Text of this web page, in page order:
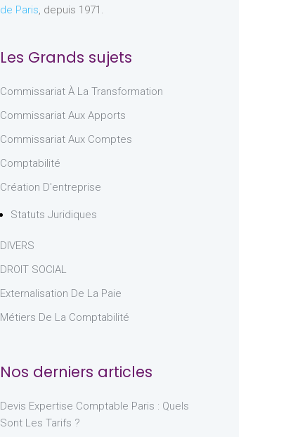
de Paris, depuis 1971.
Les Grands sujets
Commissariat À La Transformation
Commissariat Aux Apports
Commissariat Aux Comptes
Comptabilité
Création D'entreprise
Statuts Juridiques
DIVERS
DROIT SOCIAL
Externalisation De La Paie
Métiers De La Comptabilité
Nos derniers articles
Devis Expertise Comptable Paris : Quels
Sont Les Tarifs ?